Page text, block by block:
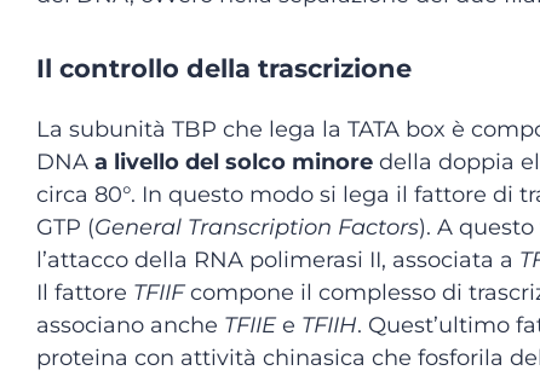
Il controllo della trascrizione
La subunità TBP che lega la TATA box è
DNA a livello del solco minore della doppia
circa 80°. In questo modo si lega il fattore di
GTP (General Transcription Factors). A
l’attacco della RNA polimerasi II, associata a
Il fattore TFIIFcompone il complesso di
associano anche TFIIEe TFIIH. Quest’ultimo
proteina con attività chinasica che fosforila